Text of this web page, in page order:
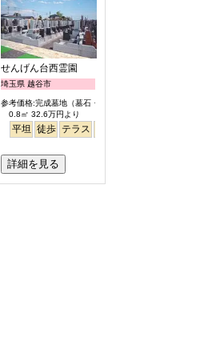
芝生 テラス 明るい
せんげん台西霊園
埼玉県 越谷市
参考価格:完成墓地（墓石・外柵付）
0.8㎡ 32.6万円より
平坦 徒歩 テラス
詳細を見る